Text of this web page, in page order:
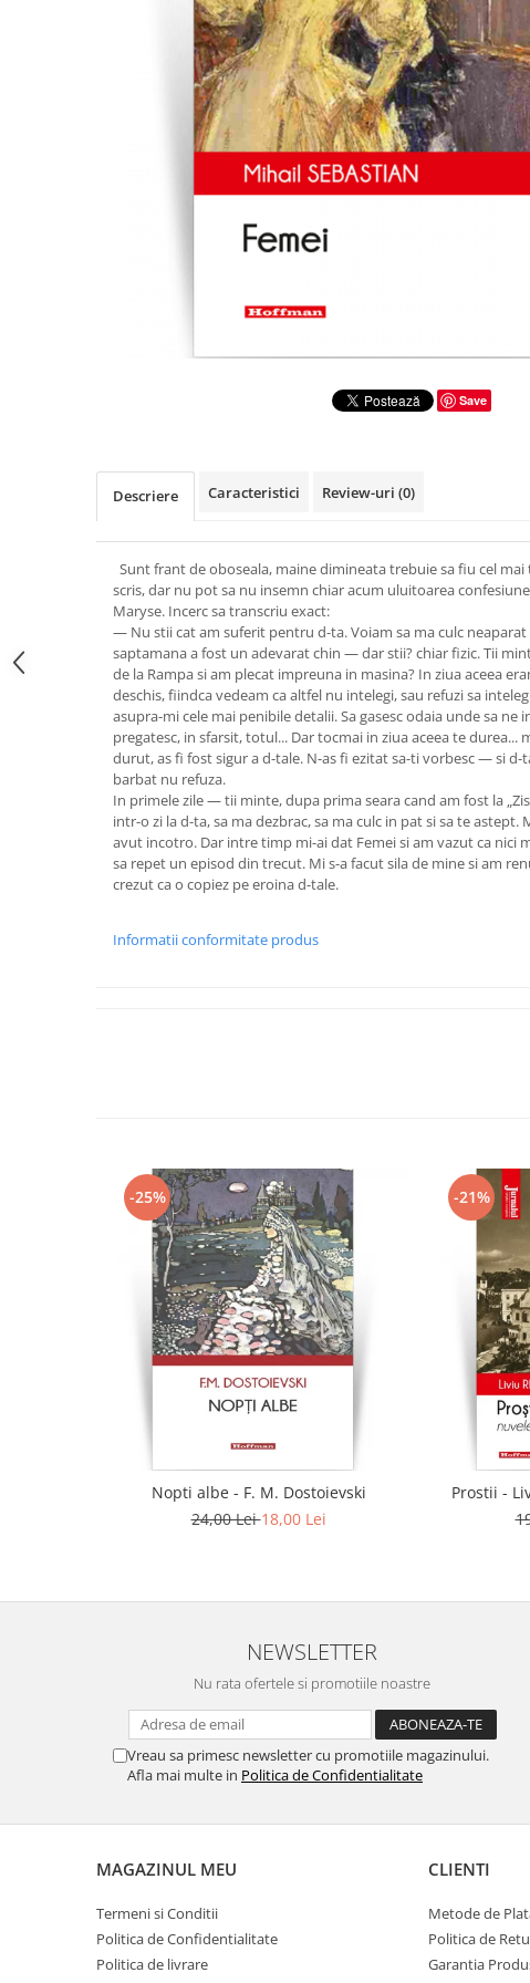
Publicistica / Reportaje / Interviuri
Save
Descriere Caracteristici Review-uri (0)
Sunt frant de oboseala, maine dimineata trebuie sa fiu cel mai
scris, dar nu pot sa nu insemn chiar acum uluitoarea
Maryse. Incerc sa transcriu exact:
— Nu stii cat am suferit pentru d-ta. Voiam sa ma culc neaparat
saptamana a fost un adevarat chin — dar stii? chiar fizic. Tii
de la Rampa si am plecat impreuna in masina? In ziua aceea
deschis, fiindca vedeam ca altfel nu intelegi, sau refuzi sa
asupra-mi cele mai penibile detalii. Sa gasesc odaia unde sa ne
pregatesc, in sfarsit, totul... Dar tocmai in ziua aceea te durea...
durut, as fi fost sigur a d-tale. N-as fi ezitat sa-ti vorbesc — si
barbat nu refuza.
In primele zile — tii minte, dupa prima seara cand am fost la
intr-o zi la d-ta, sa ma dezbrac, sa ma culc in pat si sa te astept.
avut incotro. Dar intre timp mi-ai dat Femei si am vazut ca nici
sa repet un episod din trecut. Mi s-a facut sila de mine si am
crezut ca o copiez pe eroina d-tale.
Informatii conformitate produs
-25%
Nopti albe - F. M. Dostoievski
24,00 Lei18,00 Lei
-21%
Prostii -
NEWSLETTER
Nu rata ofertele si promotiile noastre
Vreau sa primesc newsletter cu promotiile magazinului.
Afla mai multe in Politica de Confidentialitate
MAGAZINUL MEU
Termeni si Conditii
Politica de Confidentialitate
Politica de livrare
CLIENTI
Metode de
Politica de
Garantia